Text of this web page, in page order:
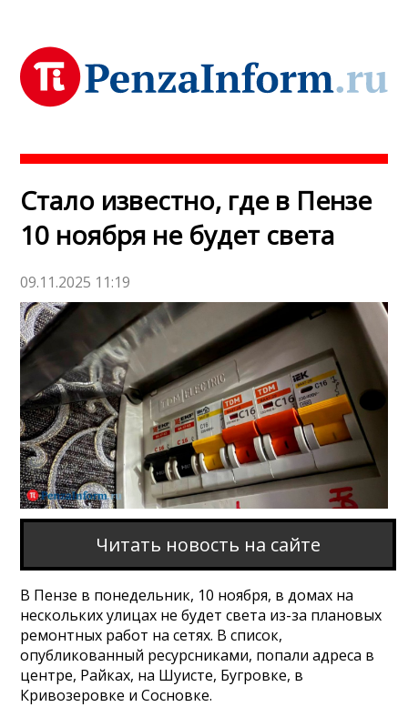
Стало известно, где в Пензе
10 ноября не будет света
09.11.2025 11:19
Читать новость на сайте
В Пензе в понедельник, 10 ноября, в домах на
нескольких улицах не будет света из-за плановых
ремонтных работ на сетях. В список,
опубликованный ресурсниками, попали адреса в
центре, Райках, на Шуисте, Бугровке, в
Кривозеровке и Сосновке.